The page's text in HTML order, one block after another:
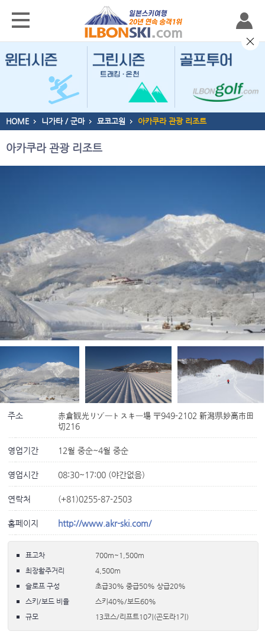
HOME 니가타 / 군마 묘코고원 아카쿠라 관광 리조트
아카쿠라 관광 리조트
주소
赤倉観光リゾートスキー場 〒949-2102 新潟県妙高市田
切216
영업기간 12월 중순~4월 중순
영업시간 08:30~17:00 (야간없음)
연락처 (+81)0255-87-2503
홈페이지 http://www.akr-ski.com/
표고차
700m~1,500m
최장활주거리
4,500m
슬로프 구성
초급30% 중급50% 상급20%
스키/보드 비율
스키40%/보드60%
규모
13코스/리프트10기(곤도라1기)